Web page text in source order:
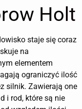
Holt
staje się coraz
na
elementem
ograniczyć ilość
silnik. Zawierają one
i rod, które są nie